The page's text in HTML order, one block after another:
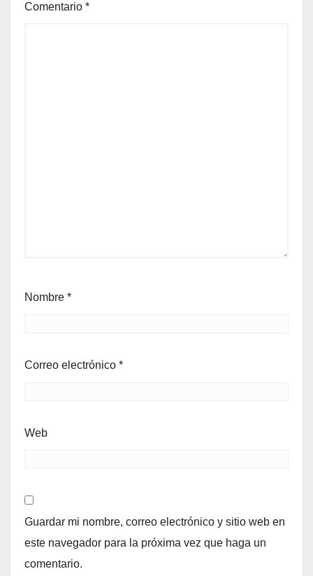
Comentario *
Nombre *
Correo electrónico *
Web
Guardar mi nombre, correo electrónico y sitio web en
este navegador para la próxima vez que haga un
comentario.